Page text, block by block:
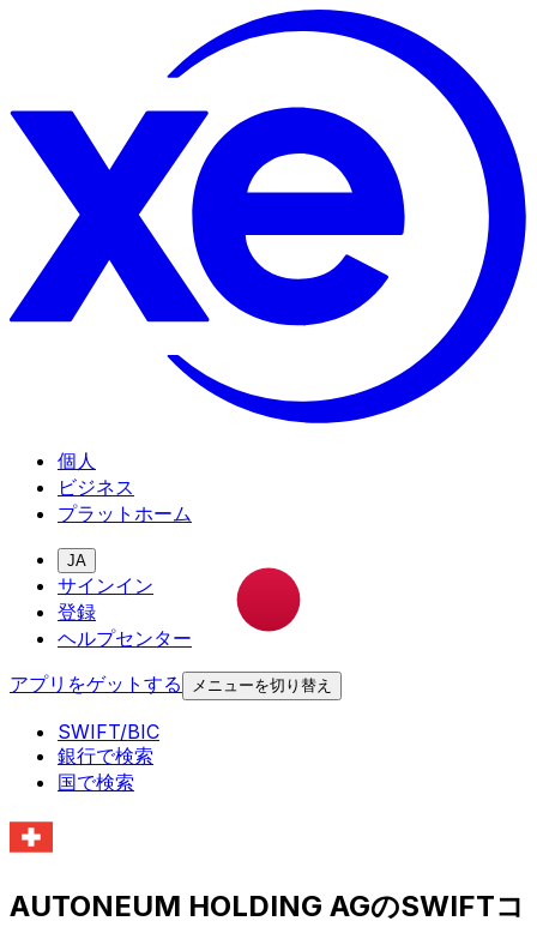
個人
ビジネス
プラットホーム
JA
サインイン
登録
ヘルプセンター
アプリをゲットする
メニューを切り替え
SWIFT/BIC
銀行で検索
国で検索
AUTONEUM HOLDING AGのSWIFTコ